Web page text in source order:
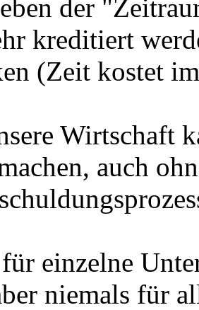
der
kreditiert
(Zeit kostet
Wirtschaft
auch
einzelne
niemals für